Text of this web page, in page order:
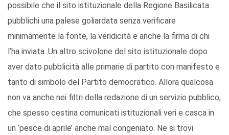
possibile che il sito istituzionale della Regione Basilicata
pubblichi una palese goliardata senza verificare
minimamente la fonte, la veridicità e anche la firma di chi
l’ha inviata. Un altro scivolone del sito istituzionale dopo
aver dato pubblicità alle primarie di partito con manifesto e
tanto di simbolo del Partito democratico. Allora qualcosa
non va anche nei filtri della redazione di un servizio pubblico,
che spesso cestina comunicati istituzionali veri e casca in
un ‘pesce di aprile’ anche mal congeniato. Ne si trovi